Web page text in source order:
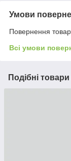
Умови
Повернення
Всі умови
Подібні товари